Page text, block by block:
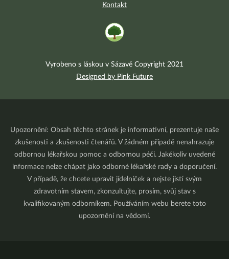
Kontakt
Vyrobeno s láskou v Sázavě Copyright 2021
Designed by Pink Future
Upozornění: Obsah těchto stránek je informativní, prezentuje naše
zkušenosti a zkušenosti čtenářů. V žádném případě nenahrazuje
odbornou lékařskou pomoc a odbornou péči. Jakékoliv uvedené
informace nelze chápat jako odborné lékařské rady a doporučení.
V případě, že chcete upravit jídelníček a nejste jistí svým
zdravotním stavem, zkonzultujte, prosím, svůj stav s
kvalifikovaným odborníkem. Používáním webu berete toto
upozornění na vědomí.